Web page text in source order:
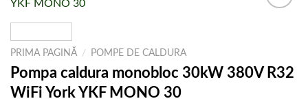
PRIMA PAGINĂ / POMPE DE CALDURA
Pompa caldura monobloc 30kW 380V R32
WiFi York YKF MONO 30